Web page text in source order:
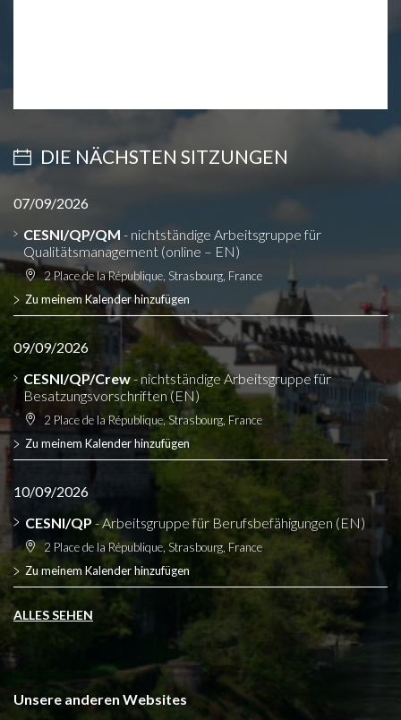
DIE NÄCHSTEN SITZUNGEN
07/09/2026
CESNI/QP/QM - nichtständige Arbeitsgruppe für
Qualitätsmanagement (online – EN)
2 Place de la République, Strasbourg, France
Zu meinem Kalender hinzufügen
09/09/2026
CESNI/QP/Crew- nichtständige Arbeitsgruppe für
Besatzungsvorschriften (EN)
2 Place de la République, Strasbourg, France
Zu meinem Kalender hinzufügen
10/09/2026
CESNI/QP - Arbeitsgruppe für Berufsbefähigungen (EN)
2 Place de la République, Strasbourg, France
Zu meinem Kalender hinzufügen
ALLES SEHEN
Unsere anderen Websites